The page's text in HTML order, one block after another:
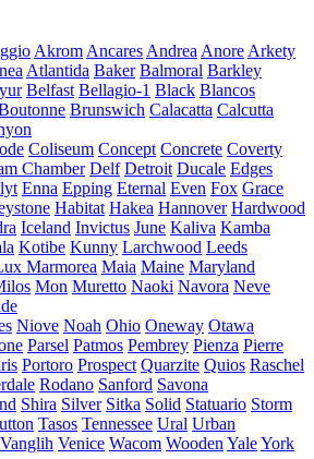
Akrom Ancares Andrea Anore Arkety
Atlantida Baker Balmoral Barkley
Belfast Bellagio-1 Black Blancos
Brunswich Calacatta Calcutta
Coliseum Concept Concrete Coverty
Chamber Delf Detroit Ducale Edges
Enna Epping Eternal Even Fox Grace
Habitat Hakea Hannover Hardwood
Iceland Invictus June Kaliva Kamba
Kotibe Kunny Larchwood Leeds
Marmorea Maia Maine Maryland
Mon Muretto Naoki Navora Neve
Niove Noah Ohio Oneway Otawa
Parsel Patmos Pembrey Pienza Pierre
Portoro Prospect Quarzite Quios Raschel
Rodano Sanford Savona
Shira Silver Sitka Solid Statuario Storm
Tasos Tennessee Ural Urban
Vanglih Venice Wacom Wooden YaleYork